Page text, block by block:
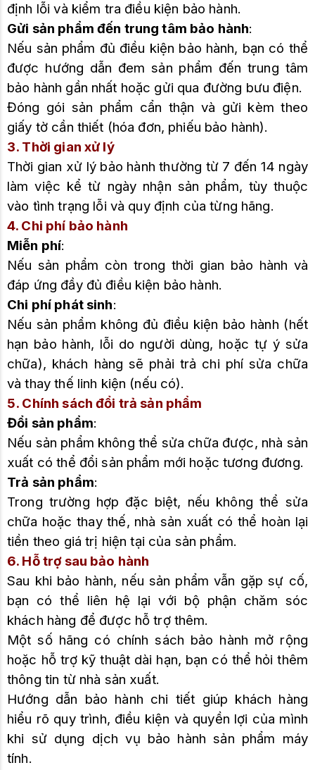
định lỗi và kiểm tra điều kiện bảo hành.
Gửi sản phẩm đến trung tâm bảo hành:
Nếu sản phẩm đủ điều kiện bảo hành, bạn có thể
được hướng dẫn đem sản phẩm đến trung tâm
bảo hành gần nhất hoặc gửi qua đường bưu điện.
Đóng gói sản phẩm cẩn thận và gửi kèm theo
giấy tờ cần thiết (hóa đơn, phiếu bảo hành).
3. Thời gian xử lý
Thời gian xử lý bảo hành thường từ 7 đến 14 ngày
làm việc kể từ ngày nhận sản phẩm, tùy thuộc
vào tình trạng lỗi và quy định của từng hãng.
4. Chi phí bảo hành
Miễn phí:
Nếu sản phẩm còn trong thời gian bảo hành và
đáp ứng đầy đủ điều kiện bảo hành.
Chi phí phát sinh:
Nếu sản phẩm không đủ điều kiện bảo hành (hết
hạn bảo hành, lỗi do người dùng, hoặc tự ý sửa
chữa), khách hàng sẽ phải trả chi phí sửa chữa
và thay thế linh kiện (nếu có).
5. Chính sách đổi trả sản phẩm
Đổi sản phẩm:
Nếu sản phẩm không thể sửa chữa được, nhà sản
xuất có thể đổi sản phẩm mới hoặc tương đương.
Trả sản phẩm:
Trong trường hợp đặc biệt, nếu không thể sửa
chữa hoặc thay thế, nhà sản xuất có thể hoàn lại
tiền theo giá trị hiện tại của sản phẩm.
6. Hỗ trợ sau bảo hành
Sau khi bảo hành, nếu sản phẩm vẫn gặp sự cố,
bạn có thể liên hệ lại với bộ phận chăm sóc
khách hàng để được hỗ trợ thêm.
Một số hãng có chính sách bảo hành mở rộng
hoặc hỗ trợ kỹ thuật dài hạn, bạn có thể hỏi thêm
thông tin từ nhà sản xuất.
Hướng dẫn bảo hành chi tiết giúp khách hàng
hiểu rõ quy trình, điều kiện và quyền lợi của mình
khi sử dụng dịch vụ bảo hành sản phẩm máy
tính.